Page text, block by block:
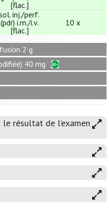
[flac.]
inj./perf.
(pdr) i.m./i.v.
[flac.]
10 x
2 g
40 mg
résultat de l’examen